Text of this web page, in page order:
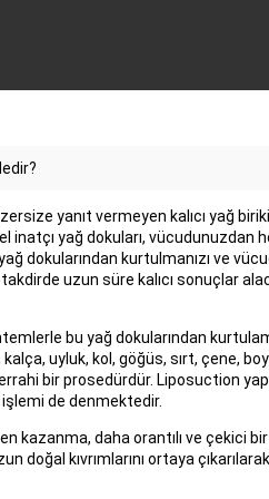
yanıt vermeyen kalıcı yağ
yağ dokuları, vücudunuzdan
dokularından kurtulmanızı ve
uzun süre kalıcı sonuçlar
bu yağ dokularından
uyluk, kol, göğüs, sırt, çene,
bir prosedürdür. Liposuction
de denmektedir.
kazanma, daha orantılı ve çekici
doğal kıvrımlarını ortaya